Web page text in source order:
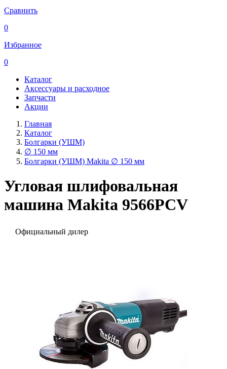
Сравнить
0
Избранное
0
Каталог
Аксессуары и расходное
Запчасти
Акции
Главная
Каталог
Болгарки (УШМ)
∅ 150 мм
Болгарки (УШМ) Makita ∅ 150 мм
Угловая шлифовальная
машина Makita 9566PCV
Официальный дилер